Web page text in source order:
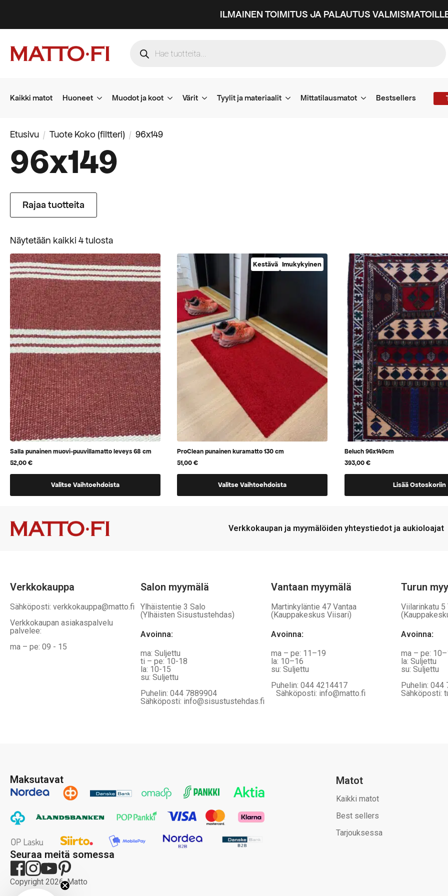
ILMAINEN TOIMITUS JA PALAUTUS
search
Kaikki matot Huoneet Muodot ja koot Värit Tyylit ja materiaalit Mittatilausmatot Bestsellers
Etusivu Tuote Koko (filtteri) 96x149
96x149
Rajaa tuotteita
Näytetään kaikki 4 tulostaSuosituimmat
ensin
Salla punainen muovi-puuvillamatto leveys 68 cm
52,00€
Valitse Vaihtoehdoista
tuotteella
vaihtoehtoja,
jotka
sivulla
Kestävä Imukykyinen
ProClean punainen kuramatto 130 cm
51,00€
Valitse Vaihtoehdoista
tuotteella
sivulla
Beluch 96x149cm
393,00€
Lisää Ostoskoriin
Verkkokaupan ja myymälöiden yhteystiedot ja aukioloajat
Verkkokauppa
Sähköposti: verkkokauppa@matto.fi
Verkkokaupan asiakaspalvelu
palvelee:
ma – pe: 09 - 15
Salon myymälä
Ylhäistentie 3 Salo
(Ylhäisten Sisustustehdas)
Avoinna:
ma: Suljettu
ti – pe: 10-18
la: 10-15
su: Suljettu
Puhelin: 044 7889904
Sähköposti: info@sisustustehdas.fi
Vantaan myymälä
Martinkyläntie 47 Vantaa
(Kauppakeskus Viisari)
Avoinna:
ma – pe: 11–19
la: 10–16
su: Suljettu
Puhelin: 044 4214417
Sähköposti: info@matto.fi
Turun
Viilarinkatu 5
Avoinna:
ma – pe:
la: Suljettu
su: Suljettu
Puhelin: 044
Sähköposti:
Maksutavat
Seuraa meitä somessa
Copyright 2026, Matto
Matot
Kaikki matot
Best sellers
Tarjouksessa